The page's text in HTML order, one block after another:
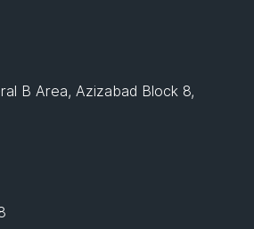
B Area, Azizabad Block 8,